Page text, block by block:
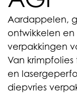
Aardappelen,
ontwikkelen
verpakkingen
Van
en
diepvries